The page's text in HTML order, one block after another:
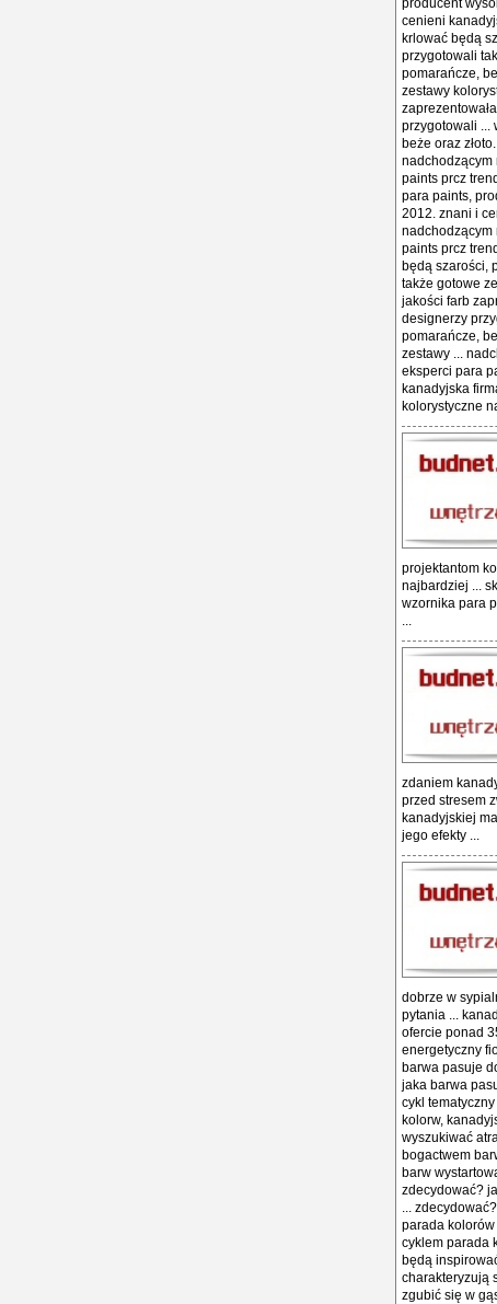
producent
cenieni
krlować będą
przygotowali
pomarańcze,
zestawy
przygotowali ...
beże oraz
nadchodzącym
paints prcz
para paints,
2012. znani i
nadchodzącym
paints prcz
będą szarości,
także gotowe
jakości farb
designerzy
pomarańcze,
zestawy ...
eksperci para
kanadyjska
kolorystyczne
projektantom
najbardziej ...
wzornika para
...
zdaniem
przed stresem
kanadyjskiej
jego efekty ...
dobrze w
pytania ...
ofercie ponad
energetyczny
barwa pasuje
jaka barwa
cykl
kolorw,
wyszukiwać
bogactwem
barw
zdecydować?
...
parada kolorów
cyklem parada
będą
charakteryzują
zgubić się w